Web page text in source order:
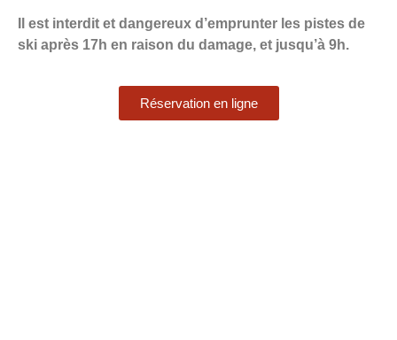
Il est interdit et dangereux d’emprunter les pistes de
ski après 17h en raison du damage, et jusqu’à 9h.
Réservation en ligne